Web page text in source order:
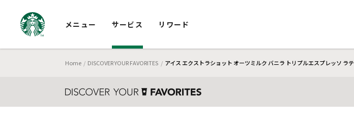
メニュー サービス リワード
Home DISCOVER YOUR FAVORITES アイス エクストラショット オーツミルク バニラ トリプルエスプレッソ ラテ